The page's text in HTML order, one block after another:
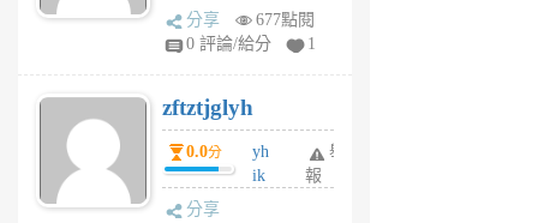
rh
pe
月
前
分享
677點閱
0 評論/給分
1
zftztjglyh
0.0分
yh
ik
舉
報
分享